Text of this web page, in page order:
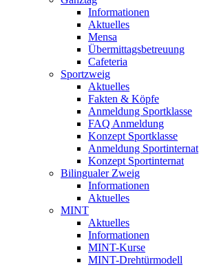
Informationen
Aktuelles
Mensa
Übermittagsbetreuung
Cafeteria
Sportzweig
Aktuelles
Fakten & Köpfe
Anmeldung Sportklasse
FAQ Anmeldung
Konzept Sportklasse
Anmeldung Sportinternat
Konzept Sportinternat
Bilingualer Zweig
Informationen
Aktuelles
MINT
Aktuelles
Informationen
MINT-Kurse
MINT-Drehtürmodell